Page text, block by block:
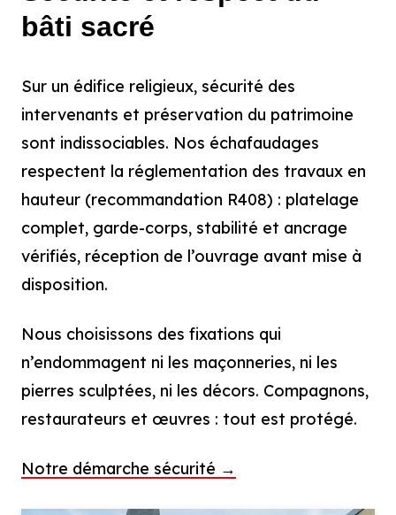
bâti sacré
Sur un édifice religieux, sécurité des
intervenants et préservation du patrimoine
sont indissociables. Nos échafaudages
respectent la réglementation des travaux en
hauteur (recommandation R408) : platelage
complet, garde-corps, stabilité et ancrage
vérifiés, réception de l’ouvrage avant mise à
disposition.
Nous choisissons des fixations qui
n’endommagent ni les maçonneries, ni les
pierres sculptées, ni les décors. Compagnons,
restaurateurs et œuvres : tout est protégé.
Notre démarche sécurité →